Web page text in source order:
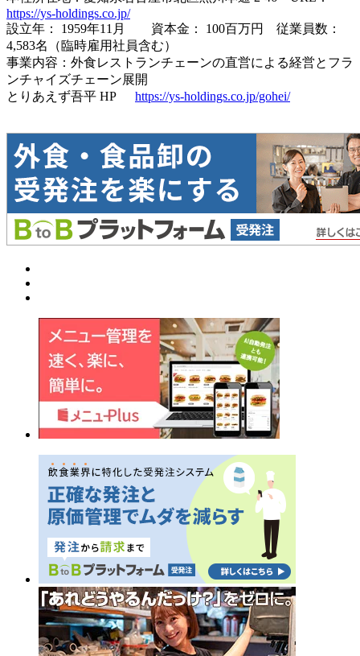
https://ys-holdings.co.jp/
設立年： 1959年11月 資本金： 100百万円 従業員数：
4,583名（臨時雇用社員含む）
事業内容：外食レストランチェーンの直営による経営とフラ
ンチャイズチェーン展開
とりあえず吾平 HP https://ys-holdings.co.jp/gohei/